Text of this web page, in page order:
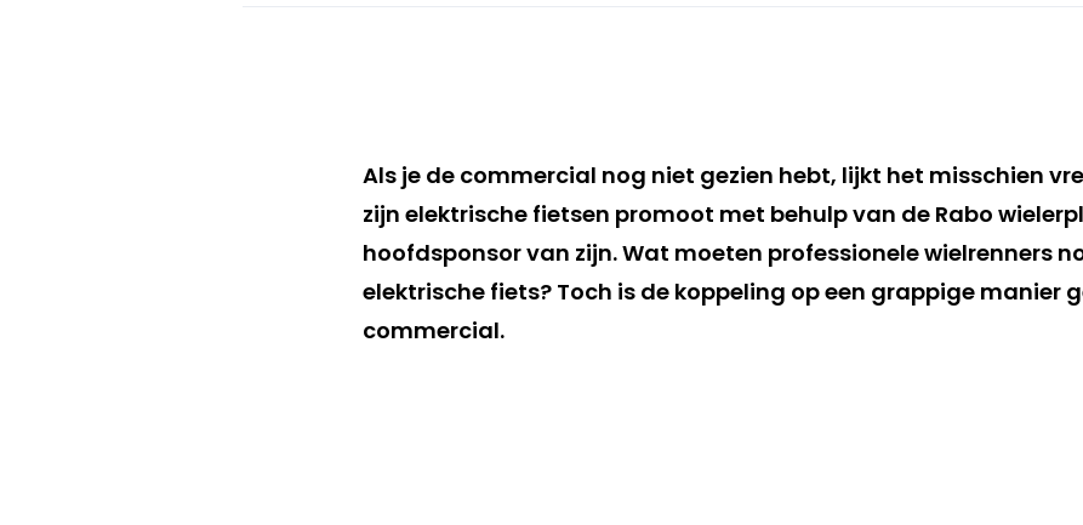
Als je de commercial nog niet gezien hebt, lijkt het misschien
zijn elektrische fietsen promoot met behulp van de Rabo
hoofdsponsor van zijn. Wat moeten professionele wielrenners
elektrische fiets? Toch is de koppeling op een grappige manier
commercial.